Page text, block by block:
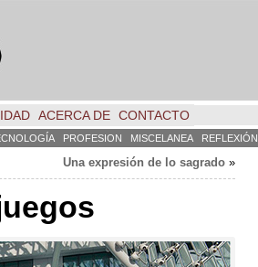
ACERCA DE CONTACTO
PROFESION MISCELANEA REFLEXIÓN
Una expresión de lo sagrado »